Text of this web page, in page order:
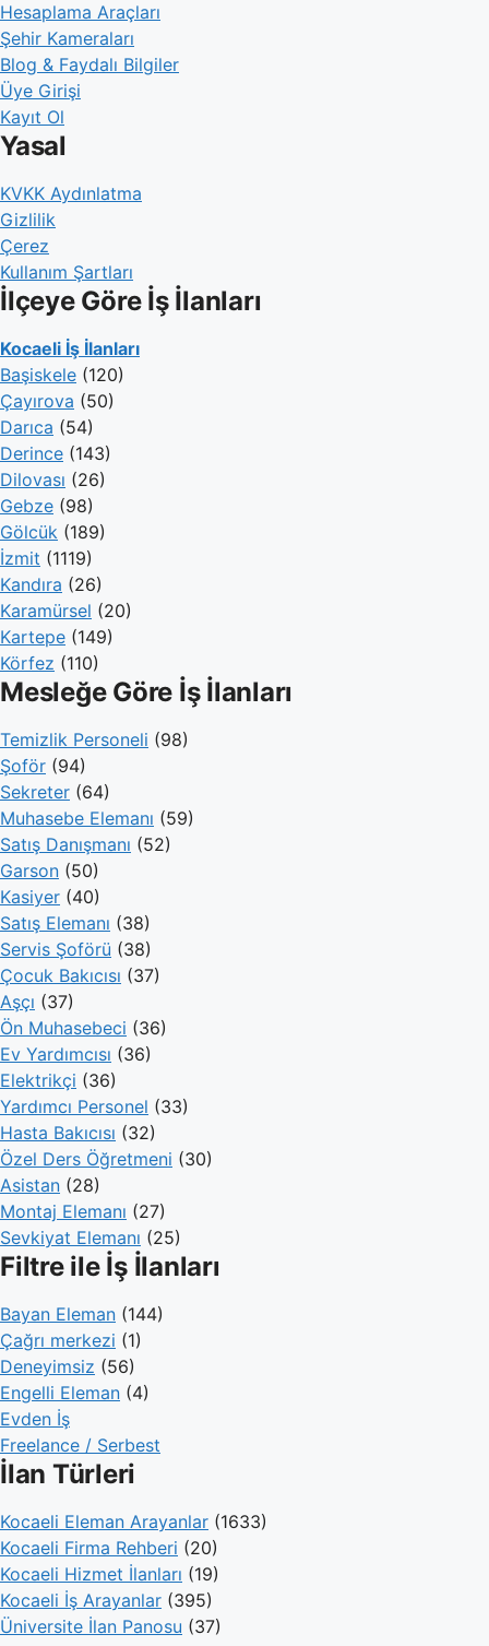
Hesaplama Araçları
Şehir Kameraları
Blog & Faydalı Bilgiler
Üye Girişi
Kayıt Ol
Yasal
KVKK Aydınlatma
Gizlilik
Çerez
Kullanım Şartları
İlçeye Göre İş İlanları
Kocaeli İş İlanları
Başiskele (120)
Çayırova (50)
Darıca (54)
Derince (143)
Dilovası (26)
Gebze (98)
Gölcük (189)
İzmit (1119)
Kandıra (26)
Karamürsel (20)
Kartepe (149)
Körfez (110)
Mesleğe Göre İş İlanları
Temizlik Personeli (98)
Şoför (94)
Sekreter (64)
Muhasebe Elemanı (59)
Satış Danışmanı (52)
Garson (50)
Kasiyer (40)
Satış Elemanı (38)
Servis Şoförü (38)
Çocuk Bakıcısı (37)
Aşçı (37)
Ön Muhasebeci (36)
Ev Yardımcısı (36)
Elektrikçi (36)
Yardımcı Personel (33)
Hasta Bakıcısı (32)
Özel Ders Öğretmeni (30)
Asistan (28)
Montaj Elemanı (27)
Sevkiyat Elemanı (25)
Filtre ile İş İlanları
Bayan Eleman (144)
Çağrı merkezi (1)
Deneyimsiz (56)
Engelli Eleman (4)
Evden İş
Freelance / Serbest
İlan Türleri
Kocaeli Eleman Arayanlar (1633)
Kocaeli Firma Rehberi (20)
Kocaeli Hizmet İlanları (19)
Kocaeli İş Arayanlar (395)
Üniversite İlan Panosu (37)